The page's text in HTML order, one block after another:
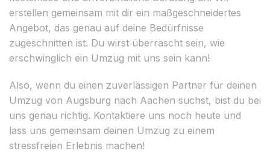
erstellen gemeinsam mit dir ein maßgeschneidertes
Angebot, das genau auf deine Bedürfnisse
zugeschnitten ist. Du wirst überrascht sein, wie
erschwinglich ein Umzug mit uns sein kann!
Also, wenn du einen zuverlässigen Partner für deinen
Umzug von Augsburg nach Aachen suchst, bist du bei
uns genau richtig. Kontaktiere uns noch heute und
lass uns gemeinsam deinen Umzug zu einem
stressfreien Erlebnis machen!